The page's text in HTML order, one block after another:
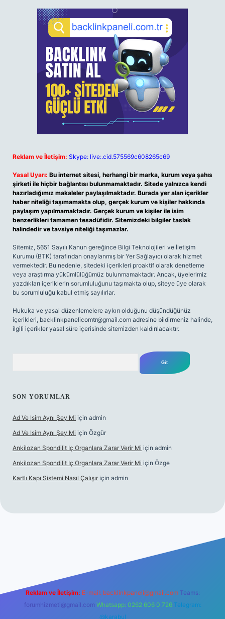
Reklam ve İletişim: Skype: live:.cid.575569c608265c69
Yasal Uyarı: Bu internet sitesi, herhangi bir marka, kurum veya şahıs
şirketi ile hiçbir bağlantısı bulunmamaktadır. Sitede yalnızca kendi
hazırladığımız makaleler paylaşılmaktadır. Burada yer alan içerikler
haber niteliği taşımamakta olup, gerçek kurum ve kişiler hakkında
paylaşım yapılmamaktadır. Gerçek kurum ve kişiler ile isim
benzerlikleri tamamen tesadüfidir. Sitemizdeki bilgiler taslak
halindedir ve tavsiye niteliği taşımazlar.
Sitemiz, 5651 Sayılı Kanun gereğince Bilgi Teknolojileri ve İletişim
Kurumu (BTK) tarafından onaylanmış bir Yer Sağlayıcı olarak hizmet
vermektedir. Bu nedenle, sitedeki içerikleri proaktif olarak denetleme
veya araştırma yükümlülüğümüz bulunmamaktadır. Ancak, üyelerimiz
yazdıkları içeriklerin sorumluluğunu taşımakta olup, siteye üye olarak
bu sorumluluğu kabul etmiş sayılırlar.
Hukuka ve yasal düzenlemelere aykırı olduğunu düşündüğünüz
içerikleri, backlinkpanelicomtr@gmail.com adresine bildirmeniz halinde,
ilgili içerikler yasal süre içerisinde sitemizden kaldırılacaktır.
SON YORUMLAR
Ad Ve Isim Aynı Şey Mi için admin
Ad Ve Isim Aynı Şey Mi için Özgür
Ankilozan Spondilit Iç Organlara Zarar Verir Mi için admin
Ankilozan Spondilit Iç Organlara Zarar Verir Mi için Özge
Kartlı Kapı Sistemi Nasıl Çalışır için admin
Reklam ve İletişim: E-mail: backlinkpaneli@gmail.com Teams:
forumhizmeti@gmail.com Whatsapp: 0262 606 0 726 Telegram:
@karabul